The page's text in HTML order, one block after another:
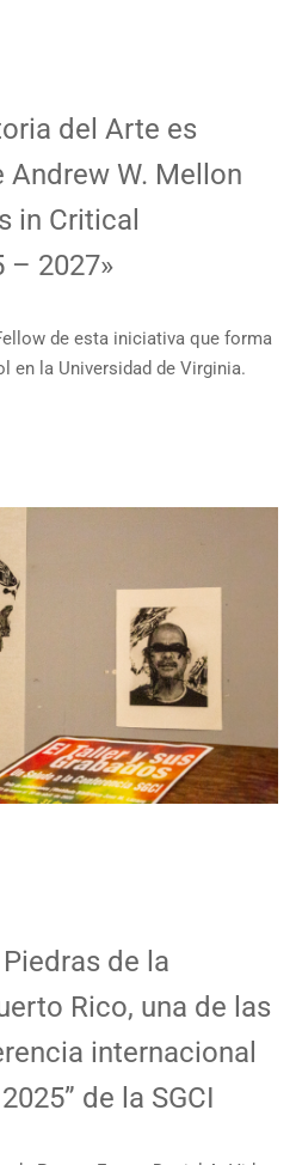
del Arte es
Andrew W. Mellon
in Critical
– 2027»
de esta iniciativa que forma
en la Universidad de Virginia.
de la
Rico, una de las
internacional
de la SGCI